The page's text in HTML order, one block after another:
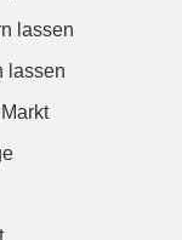
lassen
lassen